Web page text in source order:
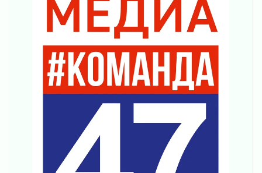
Поддержка волонтерских объединений
03 августа 2026
Ладожский мост полностью закроют на два
03 августа 2026
Музеи Ленобласти обновляют пространства
03 августа 2026
Новая площадка: 2027
Часть медиков в Ленобласти сможет
рассчитывать на доплату от региона
03 августа 2026